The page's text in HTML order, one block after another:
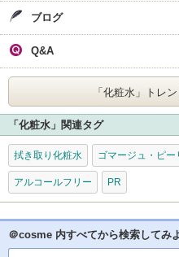
ブログ
Q&A
「化粧水」 トレ
「化粧水」関連タグ
拭き取り化粧水 ゴマージュ・ピー
アルコールフリー PR
＠cosme 内すべてから検索してみ